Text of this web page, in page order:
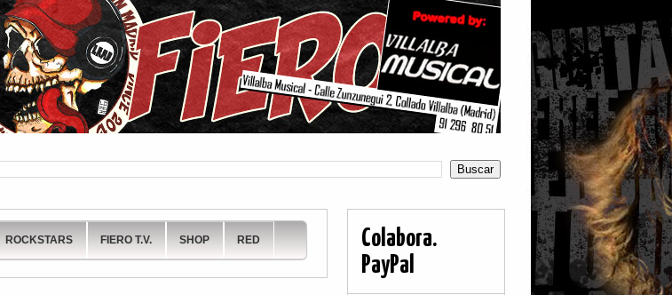
ROCKSTARS FIERO T.V. SHOP RED
Colabora.
PayPal